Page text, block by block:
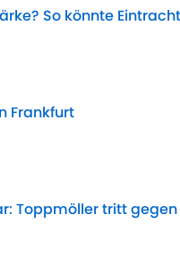
So könnte
Frankfurt
Toppmöller tritt